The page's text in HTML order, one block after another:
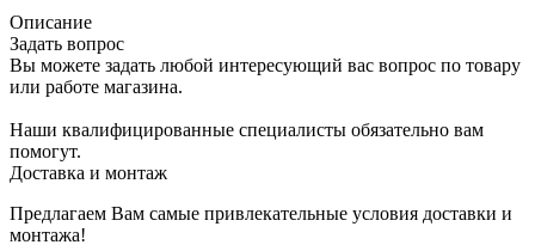
Описание
Задать вопрос
Вы можете задать любой интересующий вас вопрос по товару
или работе магазина.
Наши квалифицированные специалисты обязательно вам
помогут.
Доставка и монтаж
Предлагаем Вам самые привлекательные условия доставки и
монтажа!